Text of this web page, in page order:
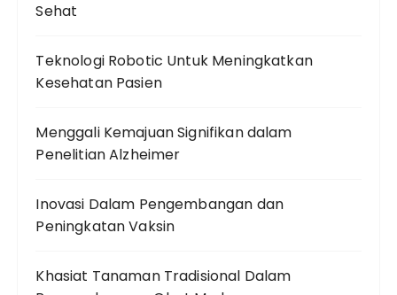
Sehat
Teknologi Robotic Untuk Meningkatkan
Kesehatan Pasien
Menggali Kemajuan Signifikan dalam
Penelitian Alzheimer
Inovasi Dalam Pengembangan dan
Peningkatan Vaksin
Khasiat Tanaman Tradisional Dalam